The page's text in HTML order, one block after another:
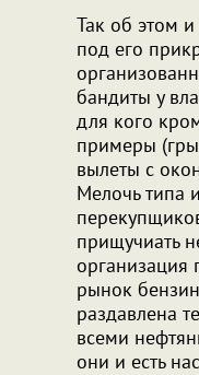
Так об этом и
под его
бандиты у
для кого
примеры
вылеты с
Мелочь типа
прищучиать
организация
рынок
раздавлена
всеми
они и есть